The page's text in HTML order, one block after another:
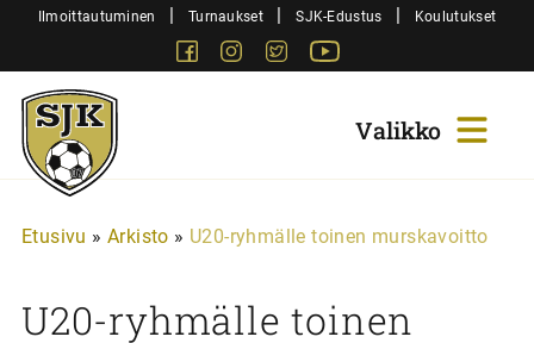
SiirryIlmoittautuminen | Turnaukset | SJK-Edustus | Koulutukset
FacebookInstagram
Twitter
Sjk-
Juniorit
Etusivu » Arkisto » U20-ryhmälle toinen murskavoitto
U20-ryhmälle toinen